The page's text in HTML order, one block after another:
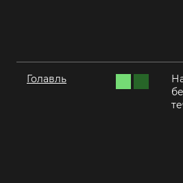
Голавль